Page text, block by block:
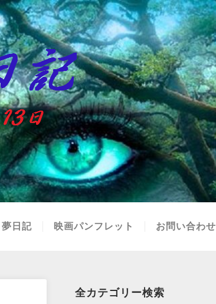
夢日記 映画パンフレット お問い合わせ
全カテゴリー検索